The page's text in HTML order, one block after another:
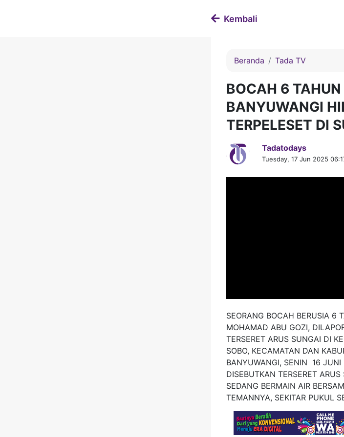
Kembali
Beranda Tada TV
BOCAH 6 TAHUN
BANYUWANGI
TERPELESET DI
Tadatodays
Tuesday, 17 Jun 2025
SEORANG BOCAH BERUSIA 6
MOHAMAD ABU GOZI,
TERSERET ARUS SUNGAI DI
SOBO, KECAMATAN DAN
BANYUWANGI, SENIN 16 JUNI
DISEBUTKAN TERSERET
SEDANG BERMAIN AIR
TEMANNYA, SEKITAR PUKUL